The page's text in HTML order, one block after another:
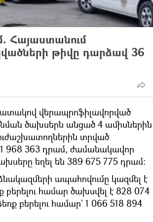
Հայաստանում
թիվը դարձավ 36
վերապրոֆիլավորված
ծախսերն անցած 4 ամիսներին
տրված
968 363 դրամ, ժամանակավոր
եղել են 389 675 775 դրամ։
ապահովումը կազմել է
համար ծախսվել է 828 074
բերելու համար` 1 066 518 894